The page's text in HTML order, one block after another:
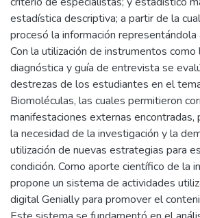
estadística descriptiva; a partir de la
procesó la información
Con la utilización de instrumentos como
diagnóstica y guía de entrevista se
destrezas de los estudiantes en el
Biomoléculas, las cuales permitieron
manifestaciones externas
la necesidad de la investigación y la
utilización de nuevas estrategias para
condición. Como aporte científico de la
propone un sistema de actividades
digital Genially para promover el